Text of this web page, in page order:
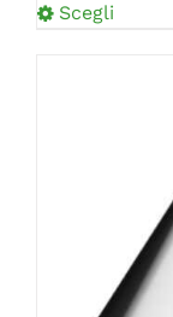
Scegli